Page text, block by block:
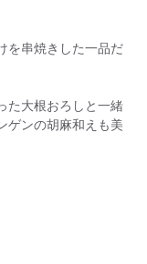
を串焼きした一品だ
た大根おろしと一緒
ゲンの胡麻和えも美